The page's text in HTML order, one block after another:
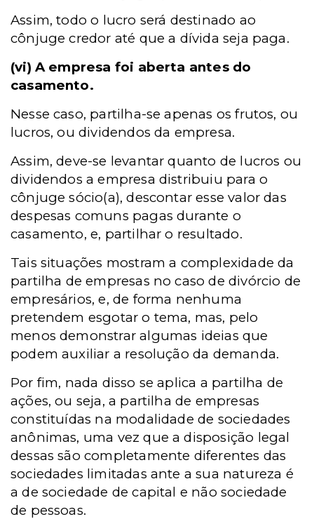
Assim, todo o lucro será destinado ao
cônjuge credor até que a dívida seja paga.
(vi) A empresa foi aberta antes do
casamento.
Nesse caso, partilha-se apenas os frutos, ou
lucros, ou dividendos da empresa.
Assim, deve-se levantar quanto de lucros ou
dividendos a empresa distribuiu para o
cônjuge sócio(a), descontar esse valor das
despesas comuns pagas durante o
casamento, e, partilhar o resultado.
Tais situações mostram a complexidade da
partilha de empresas no caso de divórcio de
empresários, e, de forma nenhuma
pretendem esgotar o tema, mas, pelo
menos demonstrar algumas ideias que
podem auxiliar a resolução da demanda.
Por fim, nada disso se aplica a partilha de
ações, ou seja, a partilha de empresas
constituídas na modalidade de sociedades
anônimas, uma vez que a disposição legal
dessas são completamente diferentes das
sociedades limitadas ante a sua natureza é
a de sociedade de capital e não sociedade
de pessoas.